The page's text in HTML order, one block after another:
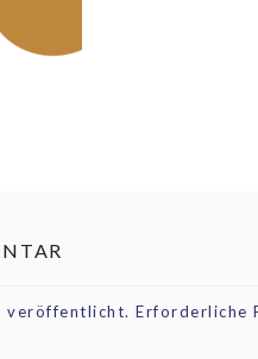
veröffentlicht. Erforderliche